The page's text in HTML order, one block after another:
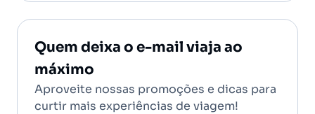
Quem deixa o e-mail viaja ao
máximo
Aproveite nossas promoções e dicas para
curtir mais experiências de viagem!